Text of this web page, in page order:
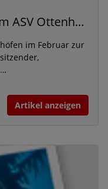
Benefizspiel zwischen dem ASV Ottenhöfen und dem TV Willstätt in Gedenken an Andre Decker
im Februar zur
Artikel anzeigen